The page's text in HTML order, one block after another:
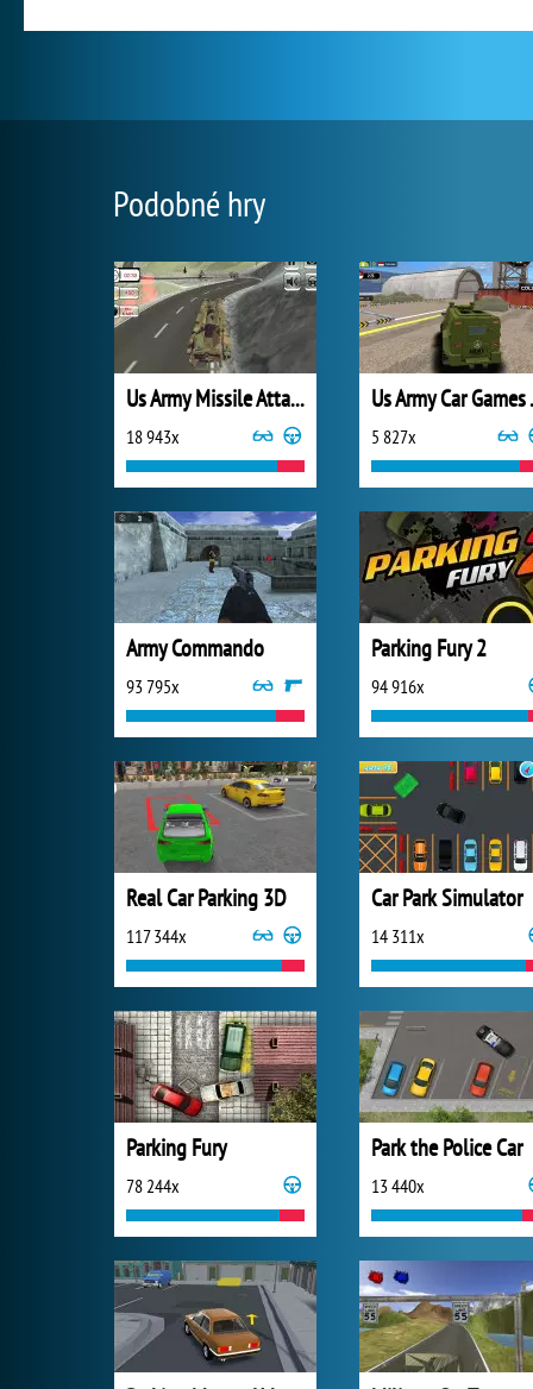
Podobné hry
Us Army Missile Attack Army Truck Driving
18 943x
Us
5 827x
Army Commando
93 795x
Parking Fury 2
94 916x
Real Car Parking 3D
117 344x
Car Park Simulator
14 311x
Parking Fury
78 244x
Park the Police Car
13 440x